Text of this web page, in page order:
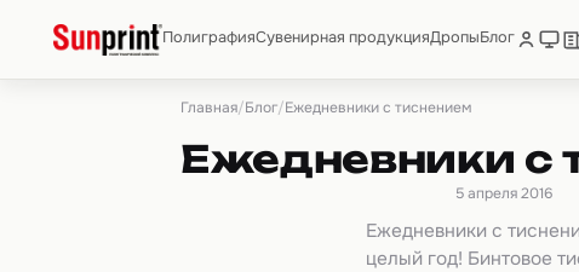
ПолиграфияСувенирная продукцияДропыБлог
Главная/Блог/Ежедневники с тиснением
Ежедневники с
5 апреля 2016
Ежедневники с
целый год! Бинтовое